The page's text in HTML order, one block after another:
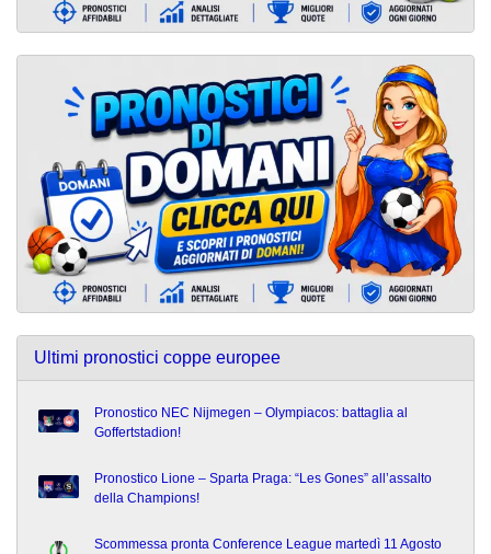
Ultimi pronostici coppe europee
Pronostico NEC Nijmegen – Olympiacos: battaglia al
Goffertstadion!
Pronostico Lione – Sparta Praga: “Les Gones” all’assalto
della Champions!
Scommessa pronta Conference League martedì 11 Agosto